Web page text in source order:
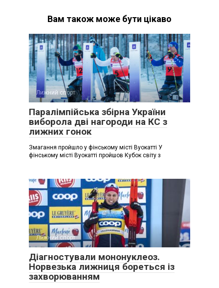
Вам також може бути цікаво
Лижний спорт
Паралімпійська збірна України
виборола дві нагороди на КС з
лижних гонок
Змагання пройшло у фінському місті Вуокатті У
фінському місті Вуокатті пройшов Кубок світу з
Лижний спорт
Діагностували мононуклеоз.
Норвезька лижниця бореться із
захворюванням